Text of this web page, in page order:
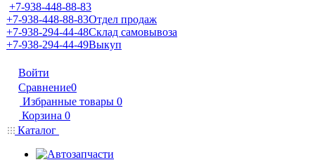
+7-938-448-88-83
+7-938-448-88-83Отдел продаж
+7-938-294-44-48Склад самовывоза
+7-938-294-44-49Выкуп
Войти
Сравнение0
Избранные товары 0
Корзина 0
Каталог